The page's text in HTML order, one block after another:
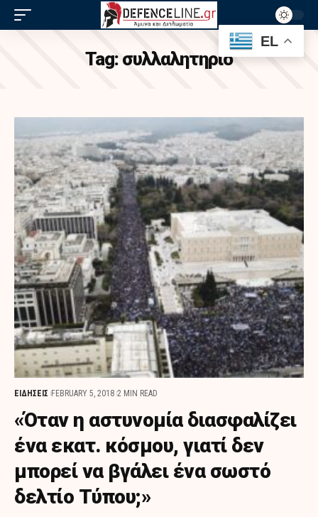
Tag: συλλαλητηριο
ΕΙΔΗΣΕΙΣ FEBRUARY 5, 2018 2 MIN READ
«Όταν η αστυνομία διασφαλίζει
ένα εκατ. κόσμου, γιατί δεν
μπορεί να βγάλει ένα σωστό
δελτίο Τύπου;»
EL